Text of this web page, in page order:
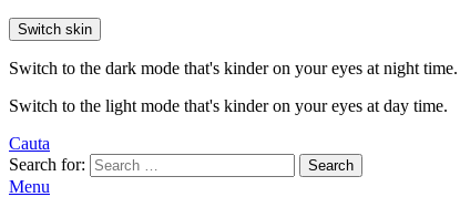
Switch skin
Switch to the dark mode that's kinder on your eyes at night time.
Switch to the light mode that's kinder on your eyes at day time.
Cauta
Search for:
Search
Menu